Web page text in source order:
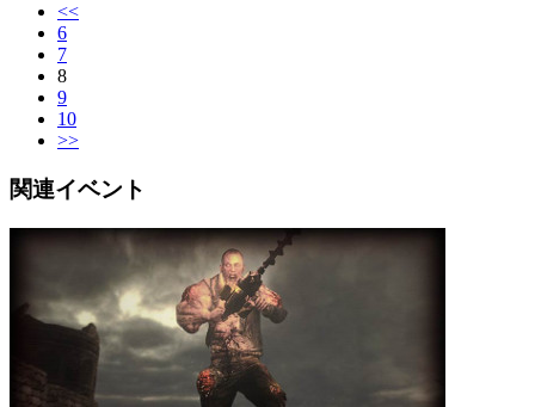
<<
6
7
8
9
10
>>
関連イベント